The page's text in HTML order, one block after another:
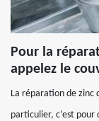
Pour la
appelez le
La réparation de zinc
particulier, c’est pour